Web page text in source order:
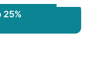
25%